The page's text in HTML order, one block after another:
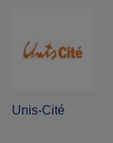
Unis-Cité